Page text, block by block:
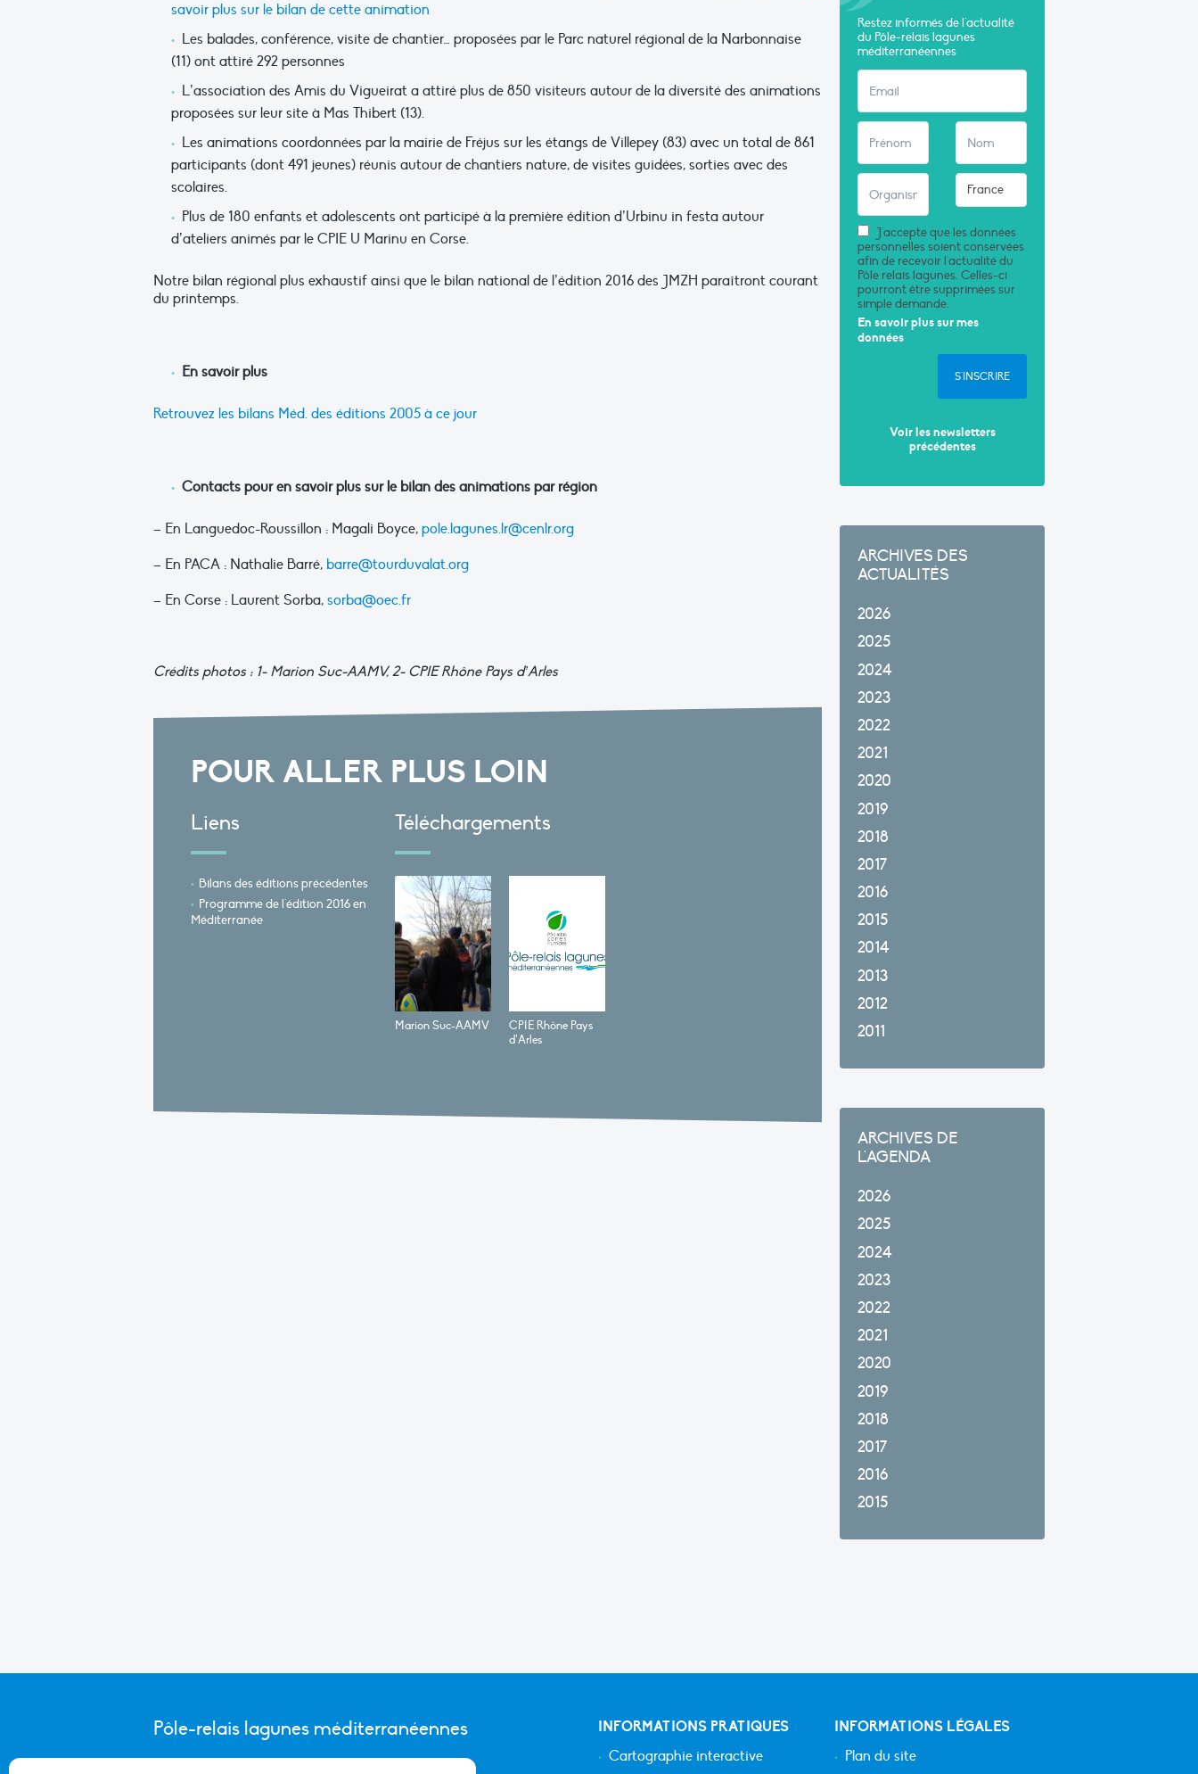
savoir plus sur le bilan de cette animation
Les balades, conférence, visite de chantier… proposées par le Parc naturel régional de la Narbonnaise
(11) ont attiré 292 personnes
L’association des Amis du Vigueirat a attiré plus de 850 visiteurs autour de la diversité des animations
proposées sur leur site à Mas Thibert (13).
Les animations coordonnées par la mairie de Fréjus sur les étangs de Villepey (83) avec un total de 861
participants (dont 491 jeunes) réunis autour de chantiers nature, de visites guidées, sorties avec des
scolaires.
Plus de 180 enfants et adolescents ont participé à la première édition d’Urbinu in festa autour
d’ateliers animés par le CPIE U Marinu en Corse.
Notre bilan régional plus exhaustif ainsi que le bilan national de l’édition 2016 des JMZH paraîtront courant
du printemps.
En savoir plus
Retrouvez les bilans Méd. des éditions 2005 à ce jour
Contacts pour en savoir plus sur le bilan des animations par région
– En Languedoc-Roussillon : Magali Boyce, pole.lagunes.lr@cenlr.org
– En PACA : Nathalie Barré, barre@tourduvalat.org
– En Corse : Laurent Sorba, sorba@oec.fr
Crédits photos : 1- Marion Suc-AAMV, 2- CPIE Rhône Pays d’Arles
POUR ALLER PLUS LOIN
Liens
Bilans des éditions précédentes
Programme de l'édition 2016 en
Méditerranée
Téléchargements
Marion Suc-AAMV
CPIE Rhône Pays
d’Arles
Restez informés de l'actualité
du Pôle-relais lagunes
méditerranéennes
J'accepte que les données
personnelles soient conservées
afin de recevoir l'actualité du
Pôle relais lagunes. Celles-ci
pourront être supprimées sur
simple demande.
En savoir plus sur mes
données
S'INSCRIRE
Voir les newsletters
précédentes
ARCHIVES DES
ACTUALITÉS
2026
2025
2024
2023
2022
2021
2020
2019
2018
2017
2016
2015
2014
2013
2012
2011
ARCHIVES DE
L'AGENDA
2026
2025
2024
2023
2022
2021
2020
2019
2018
2017
2016
2015
Pôle-relais lagunes méditerranéennes
INFORMATIONS PRATIQUES
Cartographie interactive
INFORMATIONS LÉGALES
Plan du site